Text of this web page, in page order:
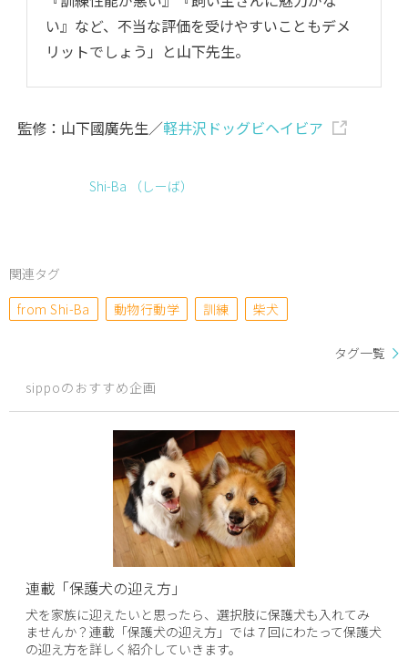
い』など、不当な評価を受けやすいこともデメ
リットでしょう」と山下先生。
監修：山下國廣先生／軽井沢ドッグビヘイビア
Shi-Ba （しーば）
関連タグ
from Shi-Ba
動物行動学 訓練 柴犬
タグ一覧
sippoのおすすめ企画
連載「保護犬の迎え方」
犬を家族に迎えたいと思ったら、選択肢に保護犬も入れてみ
ませんか？連載「保護犬の迎え方」では７回にわたって保護犬
の迎え方を詳しく紹介していきます。